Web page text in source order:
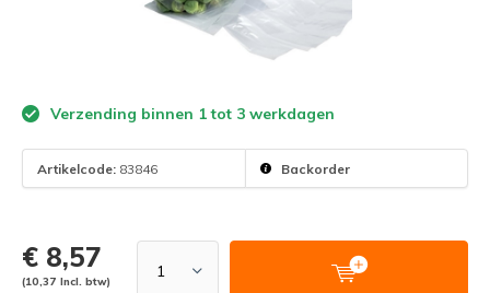
Verzending binnen 1 tot 3 werkdagen
Artikelcode: 83846 Backorder
€ 8,57
(10,37 Incl. btw)